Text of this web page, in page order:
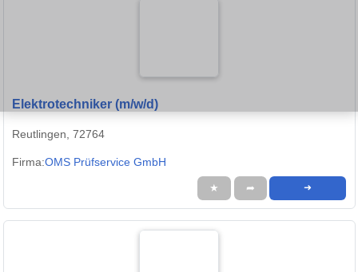
Elektrotechniker (m/w/d)
Reutlingen, 72764
Firma:OMS Prüfservice GmbH
★ ➦ ➜